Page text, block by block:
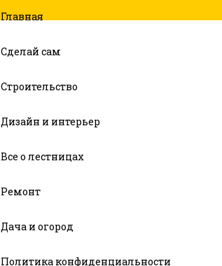
Главная
Сделай сам
Строительство
Дизайн и интерьер
Все о лестницах
Ремонт
Дача и огород
Политика конфиденциальности